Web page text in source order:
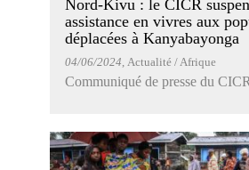
Nord-Kivu : le CICR
assistance en vivres aux
déplacées à Kanyabayonga
04/06/2024, Actualité / Afrique
Communiqué de presse du CICR